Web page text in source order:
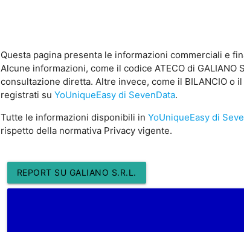
Questa pagina presenta le informazioni commerciali e
Alcune informazioni, come il codice ATECO di GALIANO
consultazione diretta. Altre invece, come il BILANCIO o
registrati su YoUniqueEasy di SevenData.
Tutte le informazioni disponibili in YoUniqueEasy di
rispetto della normativa Privacy vigente.
REPORT SU GALIANO S.R.L.